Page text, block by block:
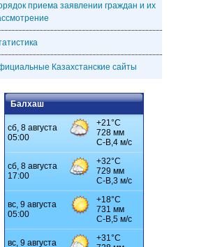
приема заявлении граждан и их
Казахстанские сайты
Балхаш